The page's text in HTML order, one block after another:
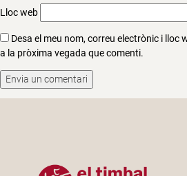
Lloc web
Desa el meu nom, correu electrònic i lloc
a la pròxima vegada que comenti.